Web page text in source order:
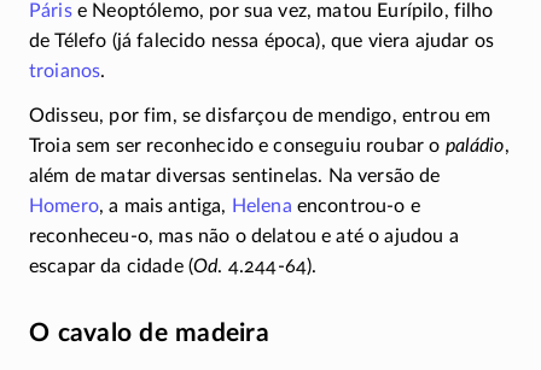
Párise Neoptólemo, por sua vez, matou Eurípilo, filho
de Télefo (já falecido nessa época), que viera ajudar os
troianos.
Odisseu, por fim, se disfarçou de mendigo, entrou em
Troia sem ser reconhecido e conseguiu roubar o paládio,
além de matar diversas sentinelas. Na versão de
Homero, a mais antiga, Helena encontrou-o e
reconheceu-o, mas não o delatou e até o ajudou a
escapar da cidade (Od. 4.244-64).
O cavalo de madeira